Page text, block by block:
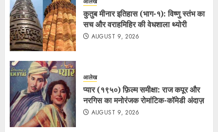
कुतुब मीनार इतिहास (भाग-१): विष्णु स्तंभ का
सच और वराहमिहिर की वेधशाला थ्योरी
AUGUST 9, 2026
आलेख
प्यार (१९५०) फ़िल्म समीक्षा: राज कपूर और
नरगिस का मनोरंजक रोमांटिक-कॉमेडी अंदाज़
AUGUST 9, 2026